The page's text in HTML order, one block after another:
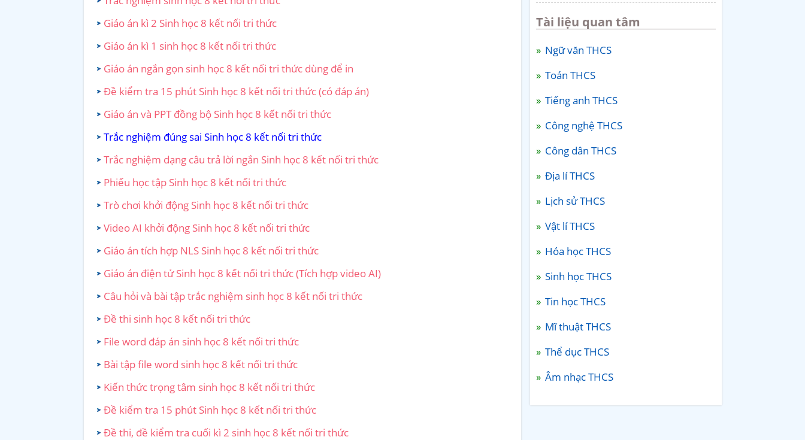
Giáo án kì 2 Sinh học 8 kết nối tri thức
Giáo án kì 1 sinh học 8 kết nối tri thức
Giáo án ngắn gọn sinh học 8 kết nối tri thức dùng để in
Đề kiểm tra 15 phút Sinh học 8 kết nối tri thức (có đáp án)
Giáo án và PPT đồng bộ Sinh học 8 kết nối tri thức
Trắc nghiệm đúng sai Sinh học 8 kết nối tri thức
Trắc nghiệm dạng câu trả lời ngắn Sinh học 8 kết nối tri thức
Phiếu học tập Sinh học 8 kết nối tri thức
Trò chơi khởi động Sinh học 8 kết nối tri thức
Video AI khởi động Sinh học 8 kết nối tri thức
Giáo án tích hợp NLS Sinh học 8 kết nối tri thức
Giáo án điện tử Sinh học 8 kết nối tri thức (Tích hợp video AI)
Câu hỏi và bài tập trắc nghiệm sinh học 8 kết nối tri thức
Đề thi sinh học 8 kết nối tri thức
File word đáp án sinh học 8 kết nối tri thức
Bài tập file word sinh học 8 kết nối tri thức
Kiến thức trọng tâm sinh học 8 kết nối tri thức
Đề kiểm tra 15 phút Sinh học 8 kết nối tri thức
Đề thi, đề kiểm tra cuối kì 2 sinh học 8 kết nối tri thức
Tài liệu quan tâm
Ngữ văn THCS
Toán THCS
Tiếng anh THCS
Công nghệ THCS
Công dân THCS
Địa lí THCS
Lịch sử THCS
Vật lí THCS
Hóa học THCS
Sinh học THCS
Tin học THCS
Mĩ thuật THCS
Thể dục THCS
Âm nhạc THCS